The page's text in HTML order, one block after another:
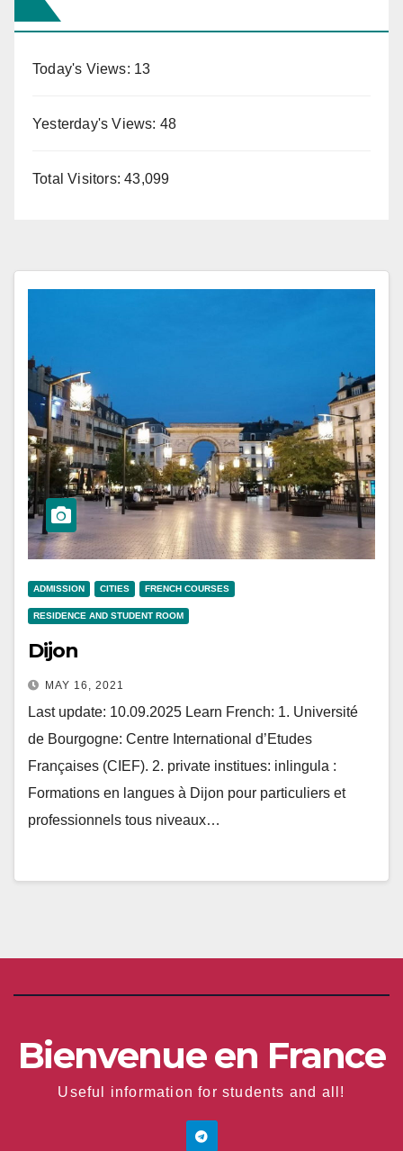
Today's Views: 13
Yesterday's Views: 48
Total Visitors:43,099
ADMISSION CITIES FRENCH COURSES
RESIDENCE AND STUDENT ROOM
Dijon
MAY 16, 2021
Last update: 10.09.2025 Learn French: 1. Université
de Bourgogne: Centre International d’Etudes
Françaises (CIEF). 2. private institues: inlingula :
Formations en langues à Dijon pour particuliers et
professionnels tous niveaux…
Bienvenue en France
Useful information for students and all!